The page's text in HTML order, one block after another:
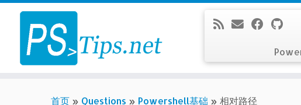
Skip
content
首页 » Questions » Powershell基础 » 相对路径